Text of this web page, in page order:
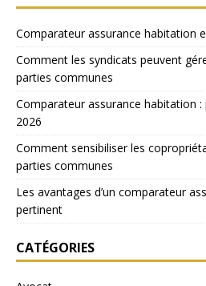
Comparateur assurance habitation
Comment les syndicats peuvent
parties communes
Comparateur assurance habitation :
2026
Comment sensibiliser les
parties communes
Les avantages d’un comparateur
pertinent
CATÉGORIES